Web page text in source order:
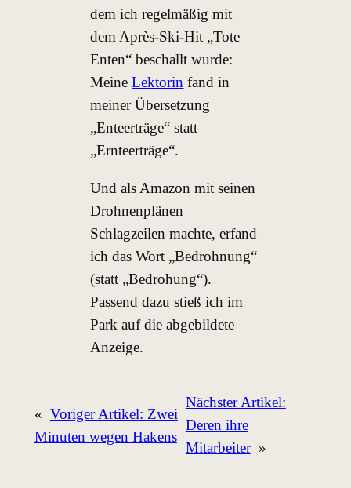
dem ich regelmäßig mit
dem Après-Ski-Hit „Tote
Enten“ beschallt wurde:
MeineLektorin fand in
meiner Übersetzung
„Enteerträge“ statt
„Ernteerträge“.
Und als Amazon mit seinen
Drohnenplänen
Schlagzeilen machte, erfand
ich das Wort „Bedrohnung“
(statt „Bedrohung“).
Passend dazu stieß ich im
Park auf die abgebildete
Anzeige.
« Voriger Artikel: Zwei
Minuten wegen Hakens
Nächster Artikel:
Deren ihre
Mitarbeiter »